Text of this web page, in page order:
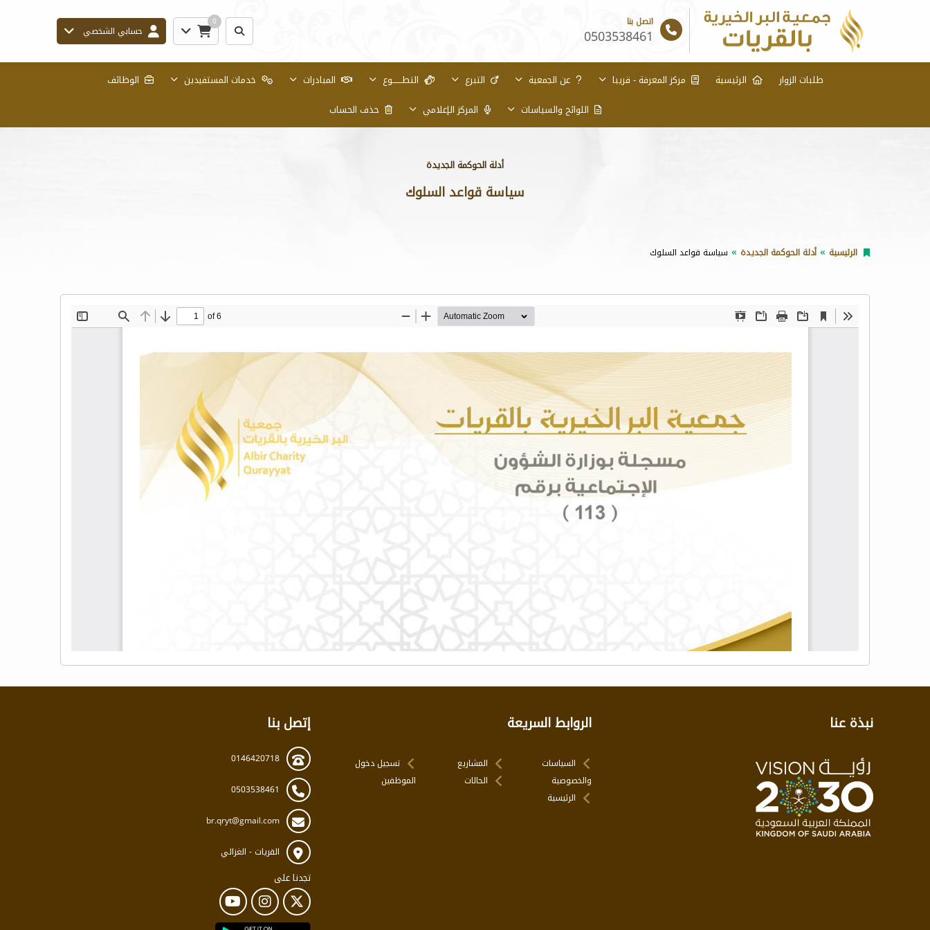
اتصل بنا
0503538461
0
حسابي الشخصي
طلبات الزوار الرئيسية مركز المعرفة - قريبا عن الجمعية التبرع التطـــــــوع المبادرات خدمات المستفيدين
الوظائف
اللوائح والسياسات
المركز الإعلامي حذف الحساب
أدلة الحوكمة الجديدة
سياسة قواعد السلوك
الرئيسية أدلة الحوكمة الجديدة سياسة قواعد السلوك
نبذة عنا الروابط السريعة
السياسات
والخصوصية
الرئيسية
المشاريع
الحالات
تسجيل دخول
الموظفين
إتصل بنا
0146420718
0503538461
br.qryt@gmail.com
القريات - الغزالي
تجدنا على